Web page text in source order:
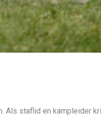
staflid en kampleider